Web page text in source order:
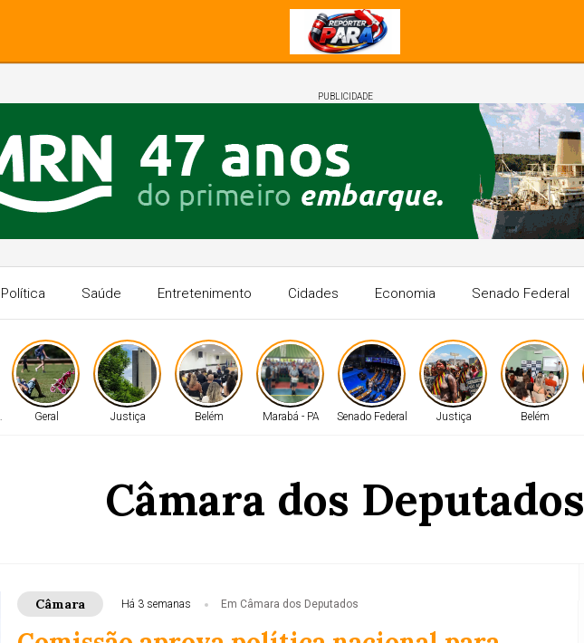
PUBLICIDADE
Política Saúde Entretenimento Cidades Economia Senado Federal
Geral Justiça Belém Marabá - PA Senado Federal Justiça Belém
Câmara dos Deputados
Câmara Há 3 semanas Em Câmara dos Deputados